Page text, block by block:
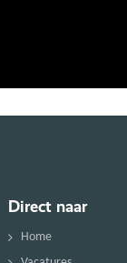
Direct naar
Home